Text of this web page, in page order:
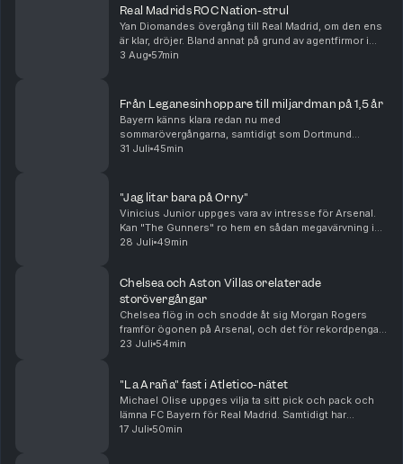
Real Madrids ROC Nation-strul
Yan Diomandes övergång till Real Madrid, om den ens
är klar, dröjer. Bland annat på grund av agentfirmor i
osämja. Men oavsett om "Maxidel Management" har
3 Aug 57min
Från Leganesinhoppare till miljardman på 1,5 år
Bayern känns klara redan nu med
sommarövergångarna, samtidigt som Dortmund
fortsätter jaga. Real Madrid plockar in Carlos Espi och
31 Juli 45min
"Jag litar bara på Orny"
Vinicius Junior uppges vara av intresse för Arsenal.
Kan "The Gunners" ro hem en sådan megavärvning i
sommar? Samtidigt verkar Real Madrid vara på väg att
28 Juli 49min
Chelsea och Aston Villas orelaterade
storövergångar
Chelsea flög in och snodde åt sig Morgan Rogers
framför ögonen på Arsenal, och det för rekordpengar.
Samtidigt verkar Alejandro Garnacho flytta i motsatt
23 Juli 54min
"La Araña" fast i Atletico-nätet
Michael Olise uppges vilja ta sitt pick och pack och
lämna FC Bayern för Real Madrid. Samtidigt har
Atlético Madrid satt hårt mot hårt i Julian Alvarez
17 Juli 50min